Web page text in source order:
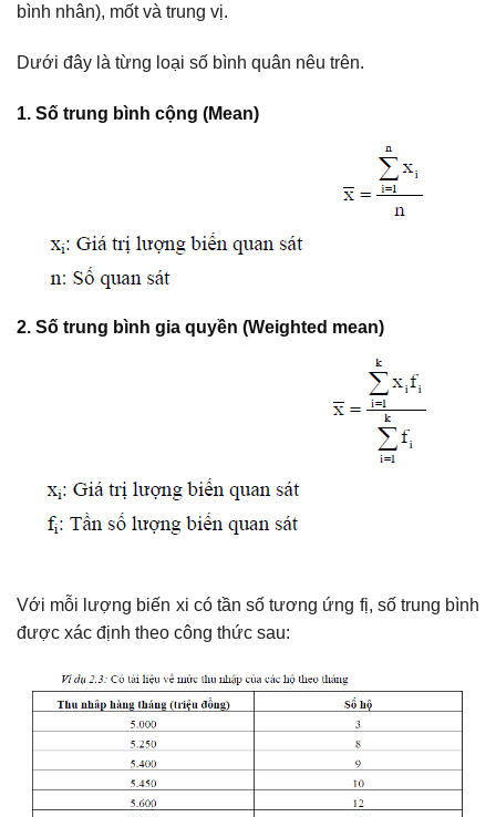
bình nhân), mốt và trung vị.
Dưới đây là từng loại số bình quân nêu trên.
1. Số trung bình cộng (Mean)
2. Số trung bình gia quyền (Weighted mean)
Với mỗi lượng biến xi có tần số tương ứng fị, số trung bình
được xác định theo công thức sau: